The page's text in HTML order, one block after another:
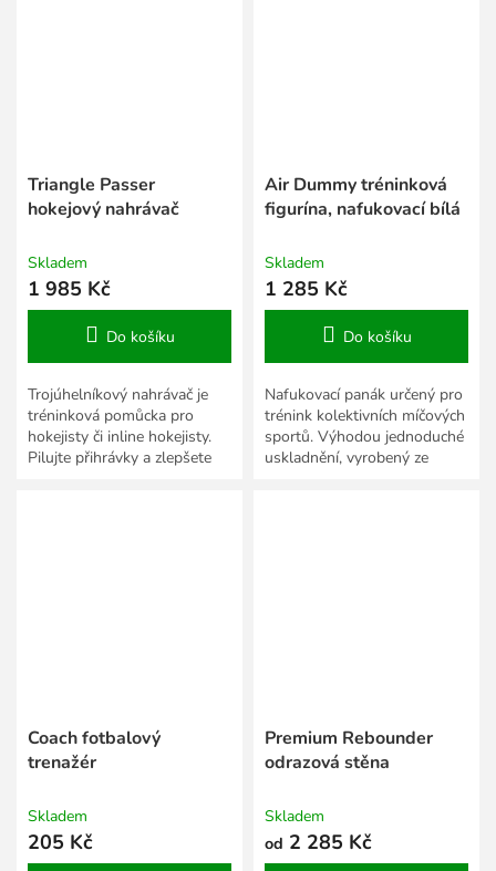
Triangle Passer
hokejový nahrávač
Skladem
1 985 Kč
Do košíku
Trojúhelníkový nahrávač je
tréninková pomůcka pro
hokejisty či inline hokejisty.
Pilujte přihrávky a zlepšete
Air Dummy tréninková
figurína, nafukovací bílá
Skladem
1 285 Kč
Do košíku
Nafukovací panák určený pro
trénink kolektivních míčových
sportů. Výhodou jednoduché
uskladnění, vyrobený ze
Coach fotbalový
trenažér
Skladem
205 Kč
Premium Rebounder
odrazová stěna
Skladem
od 2 285 Kč